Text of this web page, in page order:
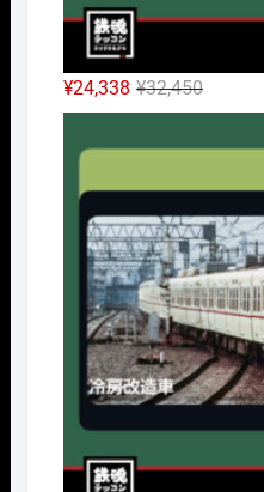
¥32,450元
の
価
¥32,450
で
し
た。
¥24,338
現
在
の
は
¥24,338
で
す。